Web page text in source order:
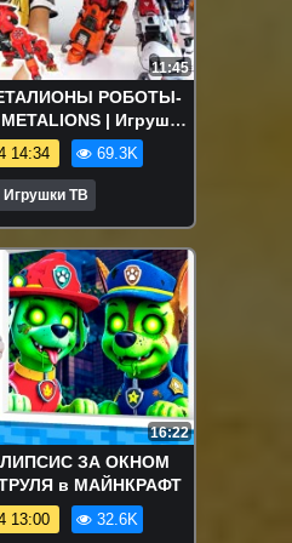
11:45
РОБОТЫ-
| Игрушки
для детей TOBOT
14:34 69.3K
Игрушки ТВ
16:22
ЗА ОКНОМ
в МАЙНКРАФТ
13:00 32.6K